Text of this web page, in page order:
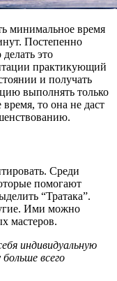
минимальное время
Постепенно
это
практикующий
и получать
выполнять только
то она не даст
Среди
помогают
“Тратака”.
Ими можно
мастеров.
индивидуальную
всего